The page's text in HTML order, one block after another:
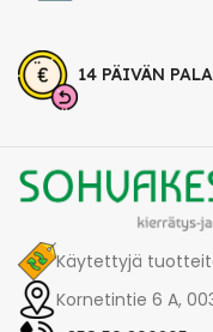
14 PÄIVÄN
Käytettyjä
Kornetintie 6 A,